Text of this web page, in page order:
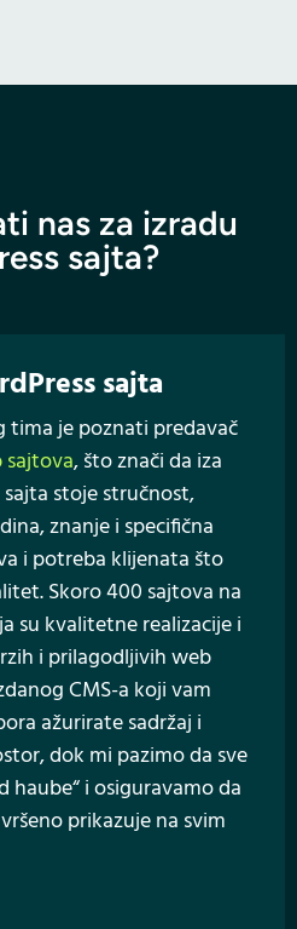
nas za izradu
sajta?
sajta
tima je poznati predavač
, što znači da iza
stoje stručnost,
znanje i specifična
i potreba klijenata što
Skoro 400 sajtova na
su kvalitetne realizacije i
i prilagodljivih web
CMS-a koji vam
ažurirate sadržaj i
dok mi pazimo da sve
haube“ i osiguravamo da
prikazuje na svim